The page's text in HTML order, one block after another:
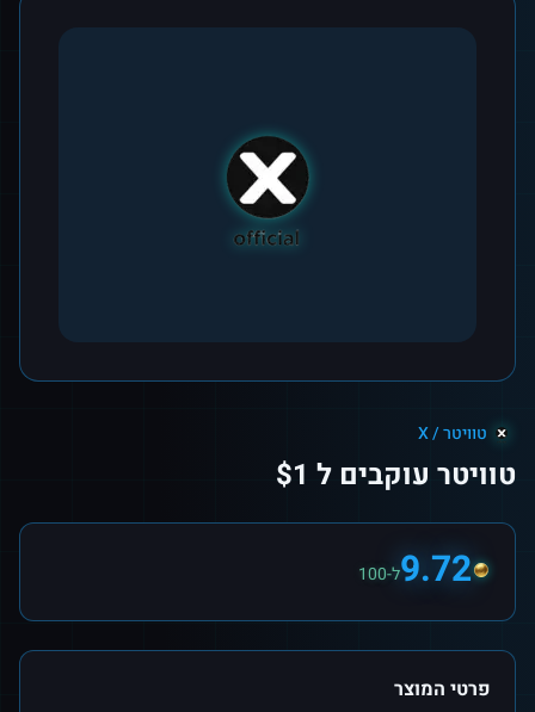
טוויטר / X
טוויטר עוקבים ל $1
9.72ל-100
פרטי המוצר